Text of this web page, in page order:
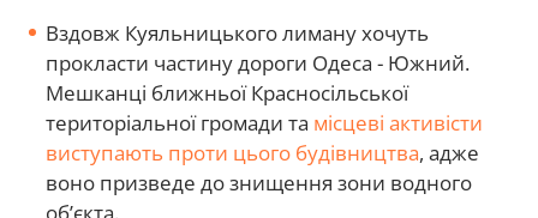
Вздовж Куяльницького лиману хочуть
прокласти частину дороги Одеса - Южний.
Мешканці ближньої Красносільської
територіальної громади та місцеві активісти
виступають проти цього будівництва, адже
воно призведе до знищення зони водного